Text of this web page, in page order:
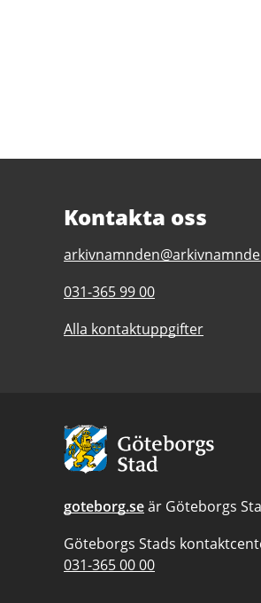
Kontakta oss
E-
till
Regionarkivet
Telefonnummer
Regionarkivet
031-365 99 00
Alla kontaktuppgifter
Avsändare:
Göteborgs
Stad
goteborg.seär Göteborgs
Göteborgs Stads
Telefonnummer
031-365 00 00